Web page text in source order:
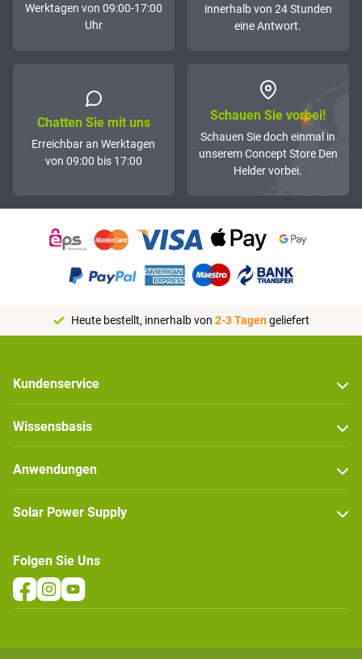
Werktagen von 09:00-17:00
Uhr
innerhalb von 24 Stunden
eine Antwort.
Chatten Sie mit uns
Erreichbar an Werktagen
von 09:00 bis 17:00
Schauen Sie vorbei!
Schauen Sie doch einmal in
unserem Concept Store Den
Helder vorbei.
Heute bestellt, innerhalb von 2-3 Tagengeliefert
Kundenservice
Wissensbasis
Anwendungen
Solar Power Supply
Folgen Sie Uns